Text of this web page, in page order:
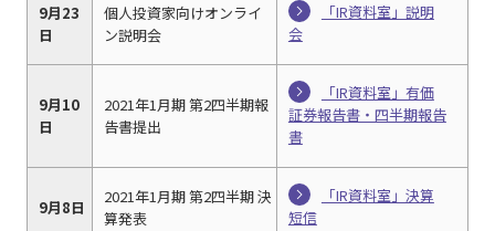
9月23
日
個人投資家向けオンライ
ン説明会
「IR資料室」説明
会
9月10
日
2021年1月期 第2四半期報
告書提出
「IR資料室」有価
証券報告書・四半期報告
書
9月8日
2021年1月期 第2四半期 決
算発表
「IR資料室」決算
短信